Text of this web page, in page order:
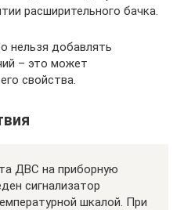
расширительного бачка.
нельзя добавлять
– это может
свойства.
ДВС на приборную
сигнализатор
шкалой. При